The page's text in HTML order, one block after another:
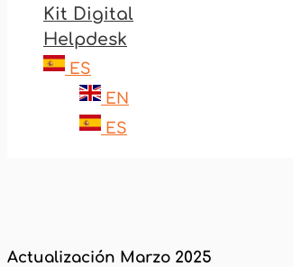
Kit Digital
Helpdesk
ES
EN
ES
Actualización Marzo 2025